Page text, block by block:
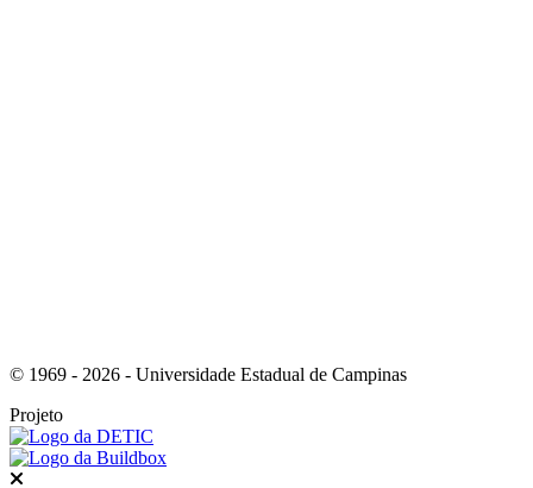
© 1969 - 2026 - Universidade Estadual de Campinas
Projeto